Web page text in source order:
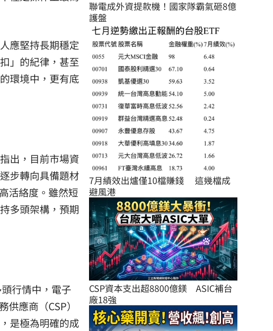
應堅持長期穩定
」的紀律，甚至
環境中，更有底
出，目前市場資
步轉向具備題材
活絡度。雖然短
多頭架構，預期
行情中，電子
應商（CSP）
是極為明確的成
聯電成外資提款機！國家隊霸氣砸8億
護盤
7月績效出爐僅10檔賺錢 　這幾檔成
避風港
CSP資本支出超8800億鎂　ASIC補台
廠18強